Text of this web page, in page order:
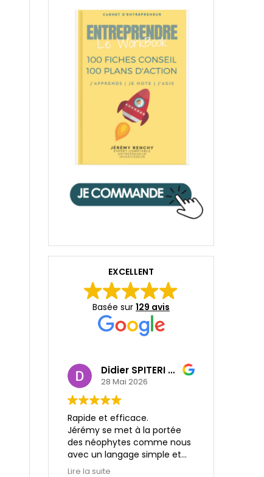
EXCELLENT
Basée sur129 avis
Didier SPITERI SHCB
28 Mai 2026
Rapide et efficace.
Jérémy se met à la portée
des néophytes comme nous
avec un langage simple et
compréhensible.
Lire la suite